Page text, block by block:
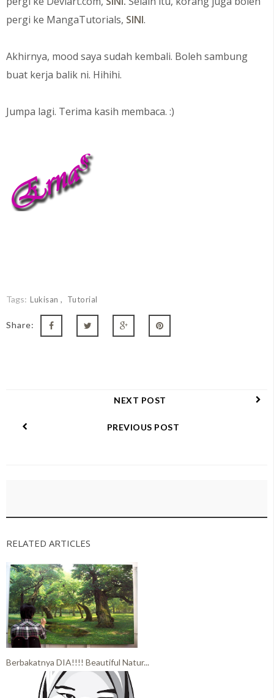
pergi ke MangaTutorials, SINI.
Akhirnya, mood saya sudah kembali. Boleh sambung
buat kerja balik ni. Hihihi.
Jumpa lagi. Terima kasih membaca. :)
Tags: Lukisan Tutorial
Share:
NEXT POST
PREVIOUS POST
RELATED ARTICLES
Berbakatnya DIA!!!! Beautiful Natur...